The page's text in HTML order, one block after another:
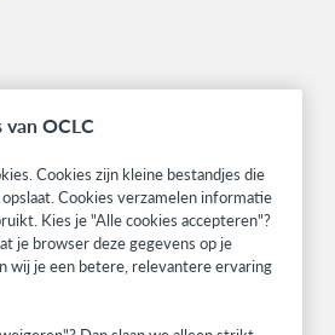
research, events, and much more—
OCLC
Cookies zijn kleine bestandjes die
Cookies verzamelen informatie
Kies je "Alle cookies accepteren"?
je browser deze gegevens op je
wij je een betere, relevantere ervaring